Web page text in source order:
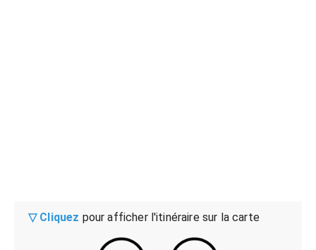
▽ Cliquez pour afficher l'itinéraire sur la carte